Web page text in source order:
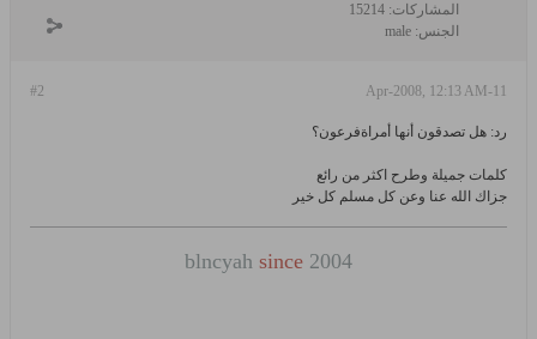
المشاركات: 15214
الجنس: male
#2 11-Apr-2008, 12:13 AM
رد: هل تصدقون أنها أمراةفرعون؟
كلمات جميلة وطرح اكثر من رائع
جزاك الله عنا وعن كل مسلم كل خير
blncyah since 2004